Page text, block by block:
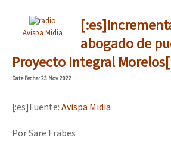
Avispa Midia
abogado de
Proyecto Integral
DateFecha: 23 Nov 2022
[:es]Fuente: Avispa Midia
Por Sare Frabes